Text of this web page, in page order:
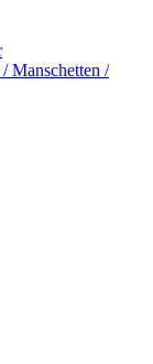
Manschetten /